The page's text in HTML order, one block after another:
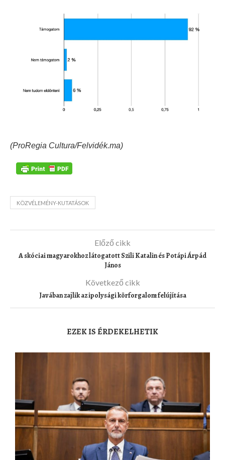
(ProRegia Cultura/Felvidék.ma)
KÖZVÉLEMÉNY-KUTATÁSOK
Előző cikk
A skóciai magyarokhoz látogatott Szili Katalin és Potápi Árpád
János
Következő cikk
Javában zajlik az ipolysági körforgalom felújítása
EZEK IS ÉRDEKELHETIK